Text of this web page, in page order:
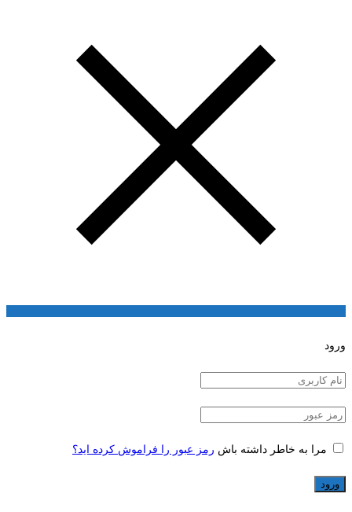
ورود
مرا به خاطر داشته باش رمز عبور را فراموش کرده اید؟